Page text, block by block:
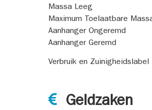
Massa Leeg
Maximum Toelaatbare
Aanhanger Ongeremd
Aanhanger Geremd
Verbruik en Zuinigheidslabel
Geldzaken